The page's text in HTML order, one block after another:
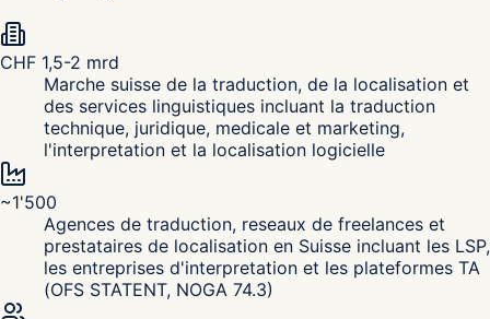
CHF 1,5-2 mrd
Marche suisse de la traduction, de la localisation et
des services linguistiques incluant la traduction
technique, juridique, medicale et marketing,
l'interpretation et la localisation logicielle
~1'500
Agences de traduction, reseaux de freelances et
prestataires de localisation en Suisse incluant les LSP,
les entreprises d'interpretation et les plateformes TA
(OFS STATENT, NOGA 74.3)